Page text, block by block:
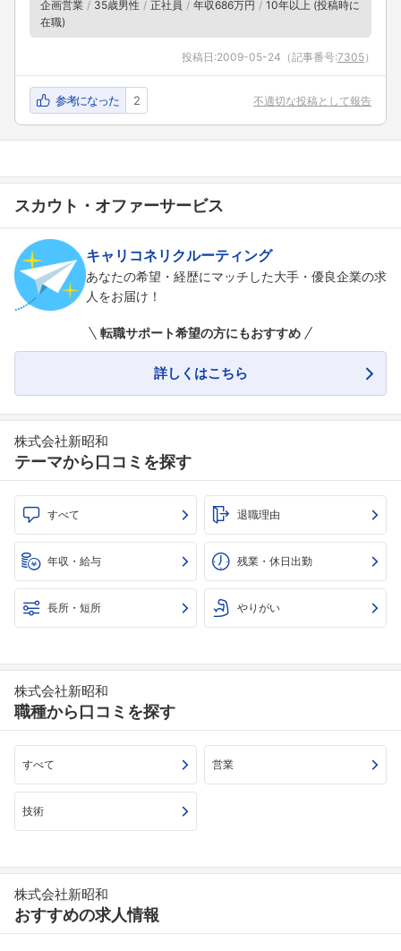
企画営業 35歳男性 正社員 年収686万円
10年以上 (投稿時に
在職)
投稿日:2009-05-24 （記事番号:7305）
参考になった 2 不適切な投稿として報告
スカウト・オファーサービス
キャリコネリクルーティング
あなたの希望・経歴にマッチした大手・優良企業の求
人をお届け！
転職サポート希望の方にもおすすめ
詳しくはこちら
株式会社新昭和
テーマから口コミを探す
すべて 退職理由
年収・給与 残業・休日出勤
長所・短所 やりがい
株式会社新昭和
職種から口コミを探す
すべて 営業
技術
株式会社新昭和
おすすめの求人情報